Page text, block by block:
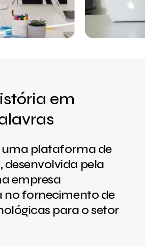
em
uma plataforma de
pela
empresa
no fornecimento de
para o setor